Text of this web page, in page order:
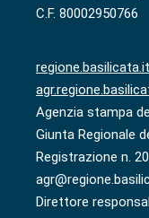
C.F. 80002950766
regione.basilicata.it
Agenzia stampa
Giunta Regionale
Registrazione n.
Direttore